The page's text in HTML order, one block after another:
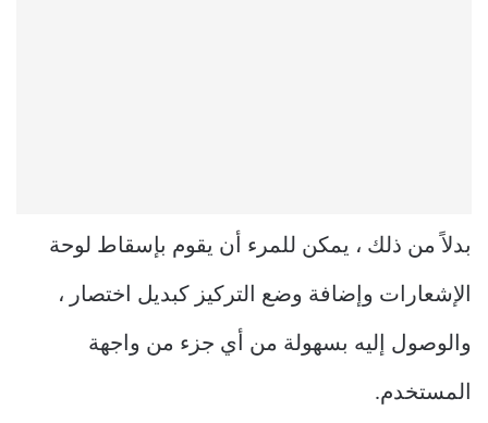
بدلاً من ذلك ، يمكن للمرء أن يقوم بإسقاط لوحة
الإشعارات وإضافة وضع التركيز كبديل اختصار ،
والوصول إليه بسهولة من أي جزء من واجهة
المستخدم.